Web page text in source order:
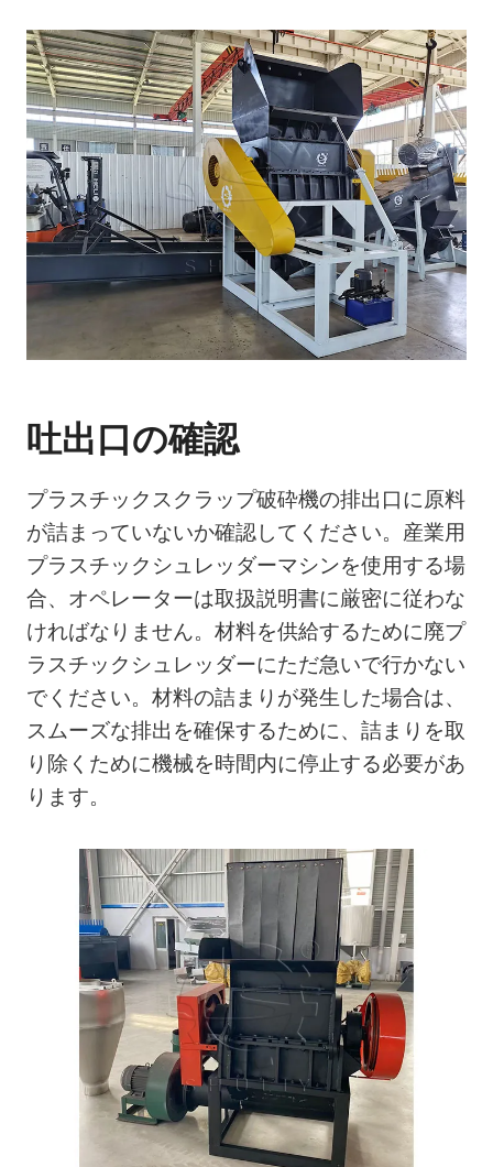
吐出口の確認
プラスチックスクラップ破砕機の排出口に原料
が詰まっていないか確認してください。産業用
プラスチックシュレッダーマシンを使用する場
合、オペレーターは取扱説明書に厳密に従わな
ければなりません。材料を供給するために廃プ
ラスチックシュレッダーにただ急いで行かない
でください。材料の詰まりが発生した場合は、
スムーズな排出を確保するために、詰まりを取
り除くために機械を時間内に停止する必要があ
ります。